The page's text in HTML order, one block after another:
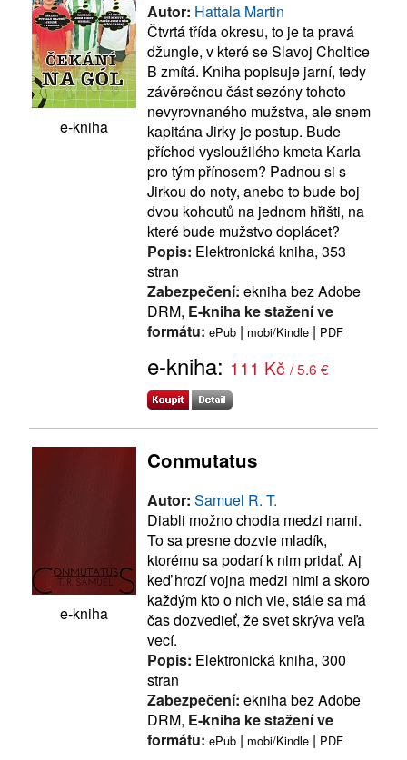
e-kniha
Autor: Hattala Martin
Čtvrtá třída okresu, to je ta pravá
džungle, v které se Slavoj Choltice
B zmítá. Kniha popisuje jarní, tedy
závěrečnou část sezóny tohoto
nevyrovnaného mužstva, ale snem
kapitána Jirky je postup. Bude
příchod vysloužilého kmeta Karla
pro tým přínosem? Padnou si s
Jirkou do noty, anebo to bude boj
dvou kohoutů na jednom hřišti, na
které bude mužstvo doplácet?
Popis: Elektronická kniha, 353
stran
Zabezpečení: ekniha bez Adobe
DRM, E-kniha ke stažení ve
formátu: ePub | mobi/Kindle | PDF
e-kniha: 111 Kč / 5.6 €
e-kniha
Conmutatus
Autor: Samuel R. T.
Diabli možno chodia medzi nami.
To sa presne dozvie mladík,
ktorému sa podarí k nim pridať. Aj
keď hrozí vojna medzi nimi a skoro
každým kto o nich vie, stále sa má
čas dozvedieť, že svet skrýva veľa
vecí.
Popis: Elektronická kniha, 300
stran
Zabezpečení: ekniha bez Adobe
DRM, E-kniha ke stažení ve
formátu: ePub | mobi/Kindle | PDF